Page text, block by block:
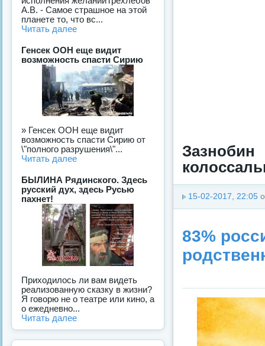
15-02-2017, 22:05
83%
А.В. - Самое страшное на этой
планете то, что вс...
Читать далее
Генсек ООН еще видит
возможность спасти Сирию
» Генсек ООН еще видит
возможность спасти Сирию от
\"полного разрушения\"...
Читать далее
БЫЛИНА Рядинского. Здесь
русский дух, здесь Русью
пахнет!
Приходилось ли вам видеть
реализованную сказку в жизни?
Я говорю не о театре или кино, а
о ежедневно...
Читать далее